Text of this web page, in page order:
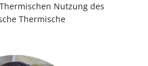
Nutzung des
Thermische